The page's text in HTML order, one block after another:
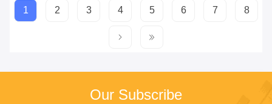
1 2 3 4 5 6 7 8
Our Subscribe